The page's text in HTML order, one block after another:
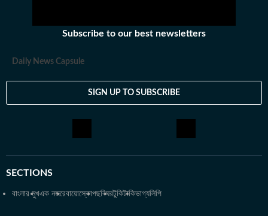
Subscribe to our best newsletters
Daily News Capsule
SIGN UP TO SUBSCRIBE
SECTIONS
বাংলার মুখএক নজরেবায়োস্কোপছবিঘরটুকিটাকিভাগ্যলিপি